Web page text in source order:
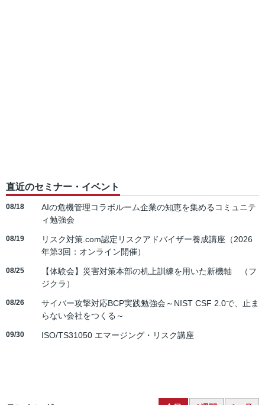
直近のセミナー・イベント
08/18
AIの危機管理コラボルーム企業の知恵を集めるコミュニテ
ィ勉強会
08/19
リスク対策.com認定リスクアドバイザー養成講座（2026
年第3回：オンライン開催）
08/25
【体験会】災害対策本部の机上訓練を用いた新機軸 （フ
ジクラ）
08/26
サイバー攻撃対応BCP実践勉強会～NIST CSF 2.0で、止ま
らない会社をつくる～
09/30 ISO/TS31050 エマージング・リスク講座